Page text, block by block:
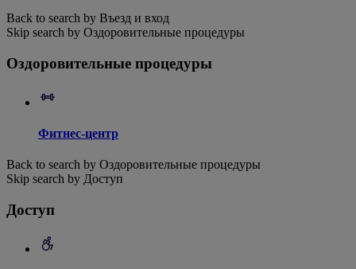
Back to search by Въезд и вход
Skip search by Оздоровительные процедуры
Оздоровительные процедуры
Фитнес-центр
Back to search by Оздоровительные процедуры
Skip search by Доступ
Доступ